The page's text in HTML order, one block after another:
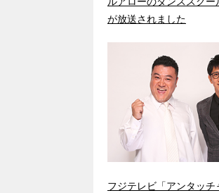
が放送されました
フジテレビ「アンタッ